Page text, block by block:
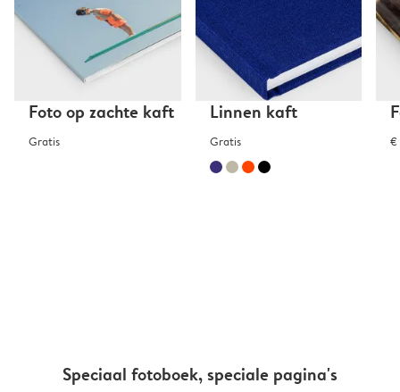
Foto op zachte kaft
Gratis
Linnen kaft
Gratis €
Speciaal fotoboek, speciale pagina's